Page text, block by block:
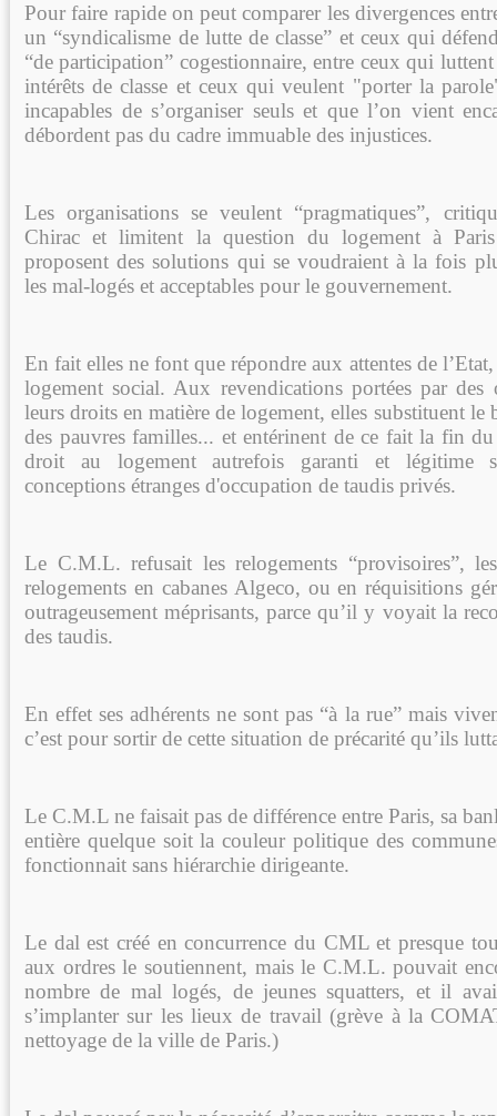
Pour faire rapide on peut comparer les divergences
un “syndicalisme de lutte de classe” et ceux qui
“de participation” cogestionnaire, entre ceux qui
intérêts de classe et ceux qui veulent "porter la
incapables de s’organiser seuls et que l’on vient
débordent pas du cadre immuable des injustices.
Les organisations se veulent “pragmatiques”,
Chirac et limitent la question du logement à
proposent des solutions qui se voudraient à la fois
les mal-logés et acceptables pour le gouvernement.
En fait elles ne font que répondre aux attentes de
logement social. Aux revendications portées par des
leurs droits en matière de logement, elles substituent le
des pauvres familles... et entérinent de ce fait la fin
droit au logement autrefois garanti et légitime
conceptions étranges d'occupation de taudis privés.
Le C.M.L. refusait les relogements “provisoires”,
relogements en cabanes Algeco, ou en réquisitions
outrageusement méprisants, parce qu’il y voyait la
des taudis.
En effet ses adhérents ne sont pas “à la rue” mais
c’est pour sortir de cette situation de précarité qu’ils
Le C.M.L ne faisait pas de différence entre Paris, sa
entière quelque soit la couleur politique des
fonctionnait sans hiérarchie dirigeante.
Le dal est créé en concurrence du CML et presque
aux ordres le soutiennent, mais le C.M.L. pouvait
nombre de mal logés, de jeunes squatters, et il
s’implanter sur les lieux de travail (grève à la
nettoyage de la ville de Paris.)